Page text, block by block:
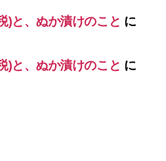
)と、ぬか漬けのこと に
)と、ぬか漬けのこと に